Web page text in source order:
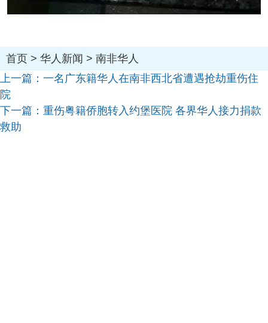
首页 > 华人新闻 > 南非华人
上一篇： 一名广东籍华人在南非西北省遭遇抢劫重伤住
院
下一篇： 重伤粤籍侨胞转入约堡医院 各界华人接力捐款
救助